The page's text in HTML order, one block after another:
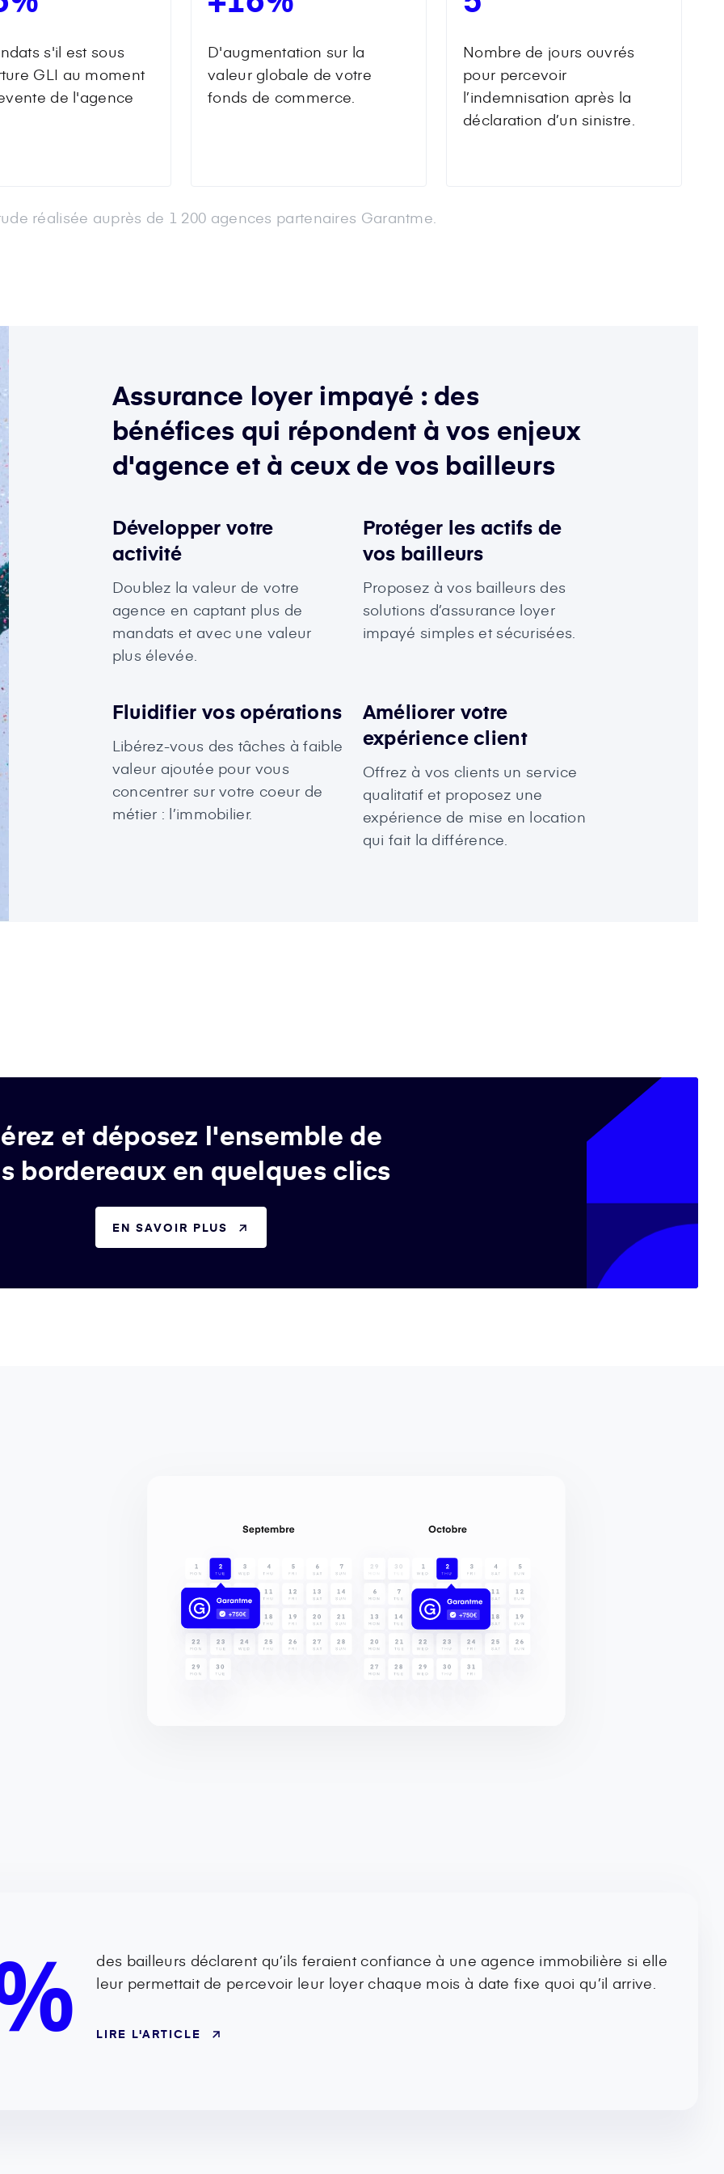
s'il est sous
GLI au moment
de l'agence
D'augmentation sur la
valeur globale de votre
fonds de commerce.
Nombre de jours ouvrés
pour percevoir
l’indemnisation après la
déclaration d’un sinistre.
réalisée auprès de 1 200 agences partenaires Garantme.
Assurance loyer impayé : des
bénéfices qui répondent à vos enjeux
d'agence et à ceux de vos bailleurs
Développer votre
activité
Doublez la valeur de votre
agence en captant plus de
mandats et avec une valeur
plus élevée.
Protéger les actifs de
vos bailleurs
Proposez à vos bailleurs des
solutions d’assurance loyer
impayé simples et sécurisées.
Fluidifier vos opérations
Libérez-vous des tâches à faible
valeur ajoutée pour vous
concentrer sur votre coeur de
métier : l’immobilier.
Améliorer votre
expérience client
Offrez à vos clients un service
qualitatif et proposez une
expérience de mise en location
qui fait la différence.
et déposez l'ensemble de
bordereaux en quelques clics
EN SAVOIR PLUS
des bailleurs déclarent qu’ils feraient confiance à une agence immobilière si elle
leur permettait de percevoir leur loyer chaque mois à date fixe quoi qu’il arrive.
LIRE L'ARTICLE